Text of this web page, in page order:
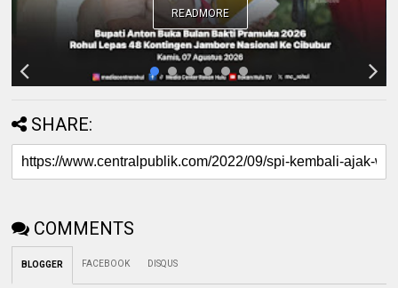
READMORE
SHARE:
COMMENTS
BLOGGER FACEBOOK DISQUS